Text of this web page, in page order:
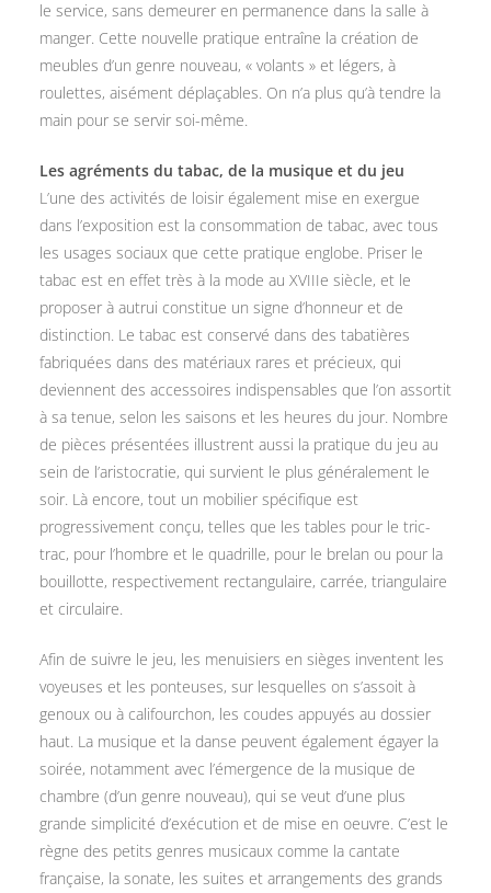
le service, sans demeurer en permanence dans la salle à
manger. Cette nouvelle pratique entraîne la création de
meubles d’un genre nouveau, « volants » et légers, à
roulettes, aisément déplaçables. On n’a plus qu’à tendre la
main pour se servir soi-même.
Les agréments du tabac, de la musique et du jeu
L’une des activités de loisir également mise en exergue
dans l’exposition est la consommation de tabac, avec tous
les usages sociaux que cette pratique englobe. Priser le
tabac est en effet très à la mode au XVIIIe siècle, et le
proposer à autrui constitue un signe d’honneur et de
distinction. Le tabac est conservé dans des tabatières
fabriquées dans des matériaux rares et précieux, qui
deviennent des accessoires indispensables que l’on assortit
à sa tenue, selon les saisons et les heures du jour. Nombre
de pièces présentées illustrent aussi la pratique du jeu au
sein de l’aristocratie, qui survient le plus généralement le
soir. Là encore, tout un mobilier spécifique est
progressivement conçu, telles que les tables pour le tric-
trac, pour l’hombre et le quadrille, pour le brelan ou pour la
bouillotte, respectivement rectangulaire, carrée, triangulaire
et circulaire.
Afin de suivre le jeu, les menuisiers en sièges inventent les
voyeuses et les ponteuses, sur lesquelles on s’assoit à
genoux ou à califourchon, les coudes appuyés au dossier
haut. La musique et la danse peuvent également égayer la
soirée, notamment avec l’émergence de la musique de
chambre (d’un genre nouveau), qui se veut d’une plus
grande simplicité d’exécution et de mise en oeuvre. C’est le
règne des petits genres musicaux comme la cantate
française, la sonate, les suites et arrangements des grands